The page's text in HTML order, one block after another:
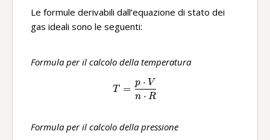
Le formule derivabili dall’equazione di stato dei
gas ideali sono le seguenti:
Formula per il calcolo della temperatura
T=\frac{p\ ·V}{n\ ·R}
T =
n ⋅ R
p ⋅ V
Formula per il calcolo della pressione